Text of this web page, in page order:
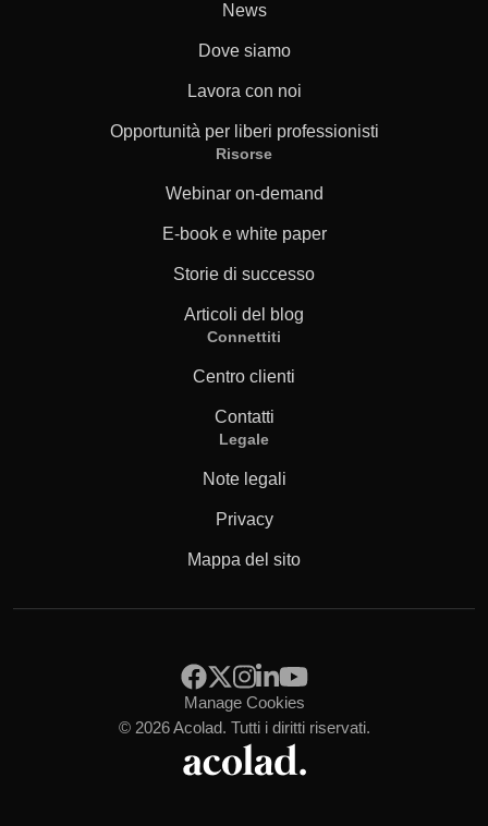
News
Dove siamo
Lavora con noi
Opportunità per liberi professionisti
Risorse
Webinar on-demand
E-book e white paper
Storie di successo
Articoli del blog
Connettiti
Centro clienti
Contatti
Legale
Note legali
Privacy
Mappa del sito
© 2026 Acolad. Tutti i diritti riservati.
Manage Cookies